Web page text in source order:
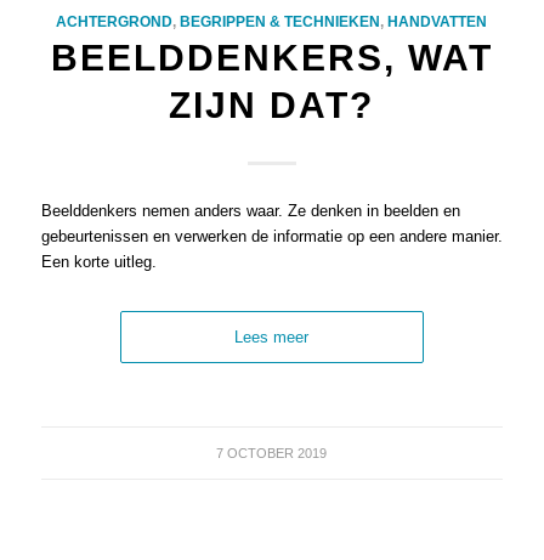
ACHTERGROND,BEGRIPPEN & TECHNIEKEN,HANDVATTEN
BEELDDENKERS, WAT
ZIJN DAT?
Beelddenkers nemen anders waar. Ze denken in beelden en
gebeurtenissen en verwerken de informatie op een andere manier.
Een korte uitleg.
Lees meer
7 OCTOBER 2019